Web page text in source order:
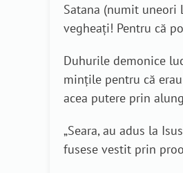
Satana (numit uneori
vegheaţi! Pentru că
Duhurile demonice
mințile pentru că
acea putere prin
„Seara, au adus la
fusese vestit prin